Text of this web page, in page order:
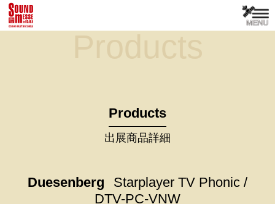
Products
Products
出展商品詳細
Duesenberg
Starplayer TV Phonic /
DTV-PC-VNW